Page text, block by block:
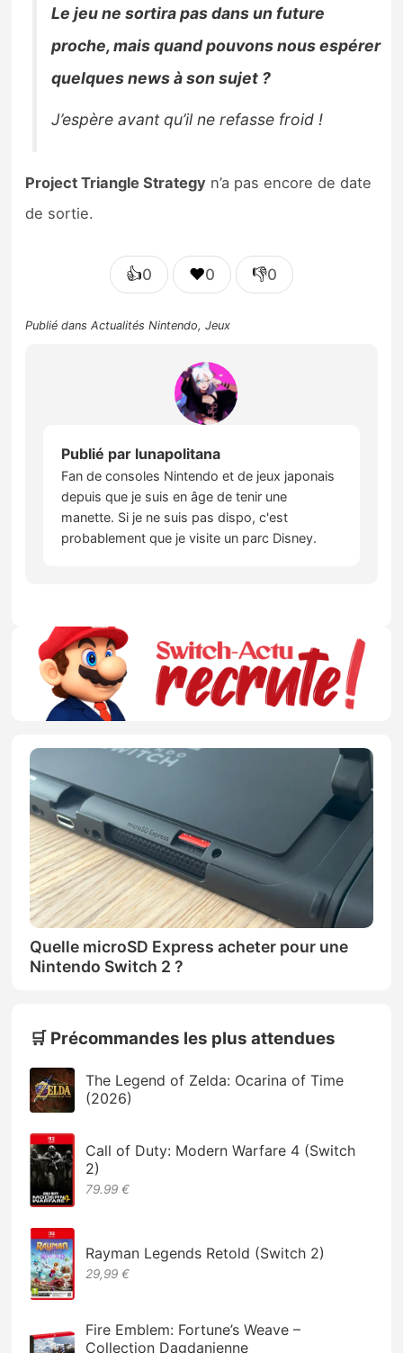
Le jeu ne sortira pas dans un future
proche, mais quand pouvons nous espérer
quelques news à son sujet ?
J’espère avant qu’il ne refasse froid !
Project Triangle Strategy n’a pas encore de date
de sortie.
👍0 ❤️0 👎0
Publié dansActualités Nintendo,Jeux
Publié par lunapolitana
Fan de consoles Nintendo et de jeux japonais
depuis que je suis en âge de tenir une
manette. Si je ne suis pas dispo, c'est
probablement que je visite un parc Disney.
Quelle microSD Express acheter pour une
Nintendo Switch 2 ?
🛒 Précommandes les plus attendues
The Legend of Zelda: Ocarina of Time
(2026)
Call of Duty: Modern Warfare 4 (Switch
2)
79.99 €
Rayman Legends Retold (Switch 2)
29,99 €
Fire Emblem: Fortune’s Weave –
Collection Dagdanienne